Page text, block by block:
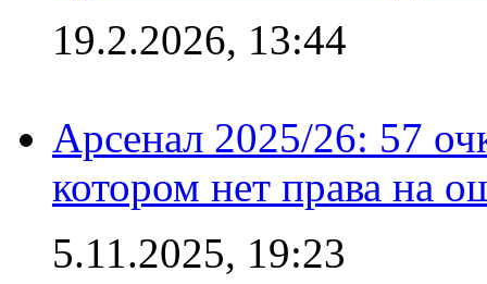
19.2.2026, 13:44
Арсенал 2025/26: 57
котором нет права на
5.11.2025, 19:23